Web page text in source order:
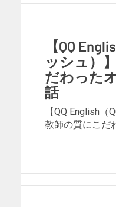
【QQ
ッシュ）
だわった
話
【QQ English（
教師の質にこだ